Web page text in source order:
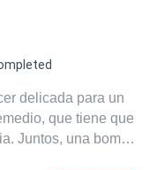
delicada para un
que tiene que
Juntos, una bomba